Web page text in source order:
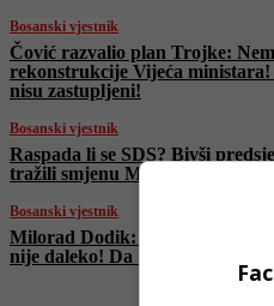
Bosanski vjestnik
Čović razvalio plan Trojke:
rekonstrukcije Vijeća
nisu zastupljeni!
Bosanski vjestnik
Raspada li se SDS? Bivši
tražili smjenu Miličevića, stranka
Bosanski vjestnik
Milorad Dodik: RS ima
nije daleko! Da nas nisu